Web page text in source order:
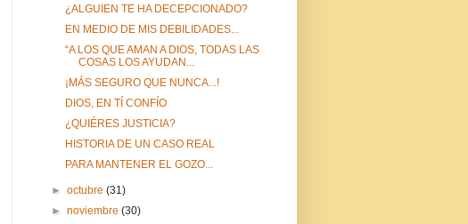
¿ALGUIEN TE HA DECEPCIONADO?
EN MEDIO DE MIS DEBILIDADES...
“A LOS QUE AMAN A DIOS, TODAS LAS
COSAS LOS AYUDAN...
¡MÁS SEGURO QUE NUNCA...!
DIOS, EN TÍ CONFÍO
¿QUIÉRES JUSTICIA?
HISTORIA DE UN CASO REAL
PARA MANTENER EL GOZO...
►octubre(31)
►noviembre(30)